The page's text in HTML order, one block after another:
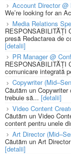
Account Director
We’re looking for an
Media Relations
RESPONSABILITĂȚI
presă Redactarea de
[detalii]
PR Manager @
RESPONSABILITĂȚI
comunicare integrată
Copywriter
Căutăm un
trebuie să... [detalii]
Video Content
Căutăm un Video
content pentru unele
Art Director
Căutăm un Art
[detalii]